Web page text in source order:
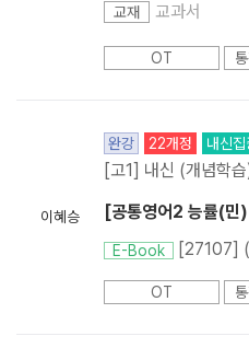
교재 교과서
OT
이혜승
완강 22개정 내신집
[고1] 내신 (개념학
[공통영어2 능률(
E-Book [27107]
OT